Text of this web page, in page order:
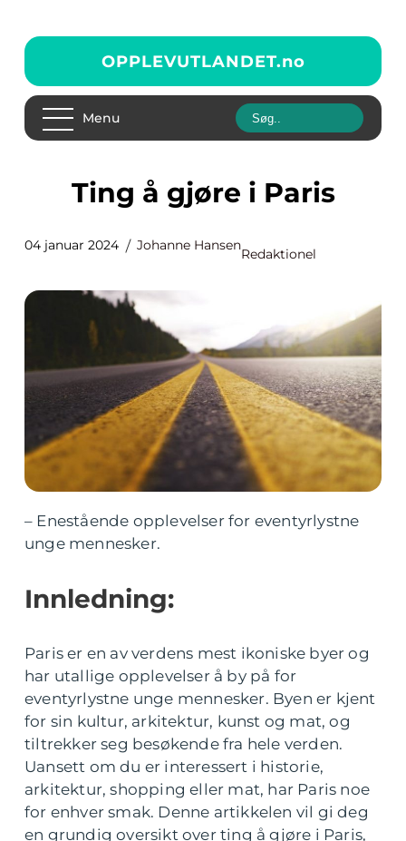
OPPLEVUTLANDET.no
Menu
Ting å gjøre i Paris
04 januar 2024 Johanne Hansen
Redaktionel
– Enestående opplevelser for eventyrlystne
unge mennesker.
Innledning:
Paris er en av verdens mest ikoniske byer og
har utallige opplevelser å by på for
eventyrlystne unge mennesker. Byen er kjent
for sin kultur, arkitektur, kunst og mat, og
tiltrekker seg besøkende fra hele verden.
Uansett om du er interessert i historie,
arkitektur, shopping eller mat, har Paris noe
for enhver smak. Denne artikkelen vil gi deg
en grundig oversikt over ting å gjøre i Paris,